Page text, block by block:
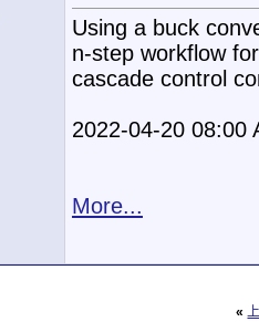
Using a buck
n-step workflow
cascade control
2022-04-20 08:00
More...
«